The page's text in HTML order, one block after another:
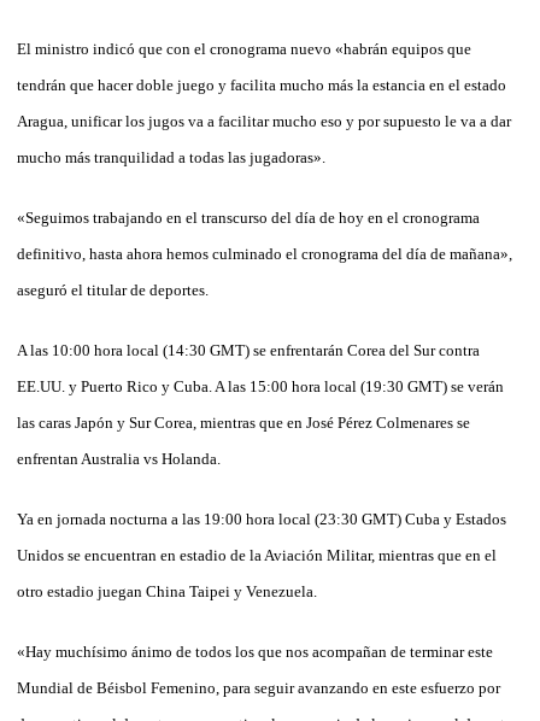
El ministro indicó que con el cronograma nuevo «habrán equipos que
tendrán que hacer doble juego y facilita mucho más la estancia en el estado
Aragua, unificar los jugos va a facilitar mucho eso y por supuesto le va a dar
mucho más tranquilidad a todas las jugadoras».
«Seguimos trabajando en el transcurso del día de hoy en el cronograma
definitivo, hasta ahora hemos culminado el cronograma del día de mañana»,
aseguró el titular de deportes.
A las 10:00 hora local (14:30 GMT) se enfrentarán Corea del Sur contra
EE.UU. y Puerto Rico y Cuba. A las 15:00 hora local (19:30 GMT) se verán
las caras Japón y Sur Corea, mientras que en José Pérez Colmenares se
enfrentan Australia vs Holanda.
Ya en jornada nocturna a las 19:00 hora local (23:30 GMT) Cuba y Estados
Unidos se encuentran en estadio de la Aviación Militar, mientras que en el
otro estadio juegan China Taipei y Venezuela.
«Hay muchísimo ánimo de todos los que nos acompañan de terminar este
Mundial de Béisbol Femenino, para seguir avanzando en este esfuerzo por